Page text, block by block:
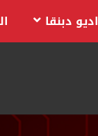
دبنقا